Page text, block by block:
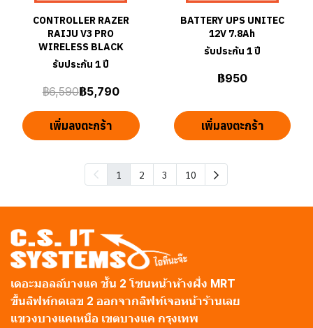
CONTROLLER RAZER
RAIJU V3 PRO
WIRELESS BLACK
รับประกัน 1 ปี
฿6,590฿5,790
เพิ่มลงตะกร้า
BATTERY UPS UNITEC
12V 7.8Ah
รับประกัน 1 ปี
฿950
เพิ่มลงตะกร้า
1 2 3 10
เดอะมอลล์บางแค ชั้น 2 โซนหน้าห้างฝั่ง MRT
ขึ้นลิฟท์กดเลข 2 ออกจากลิฟท์เจอหน้าร้านเลย
แขวงบางแคเหนือ เขตบางแค กรุงเทพ